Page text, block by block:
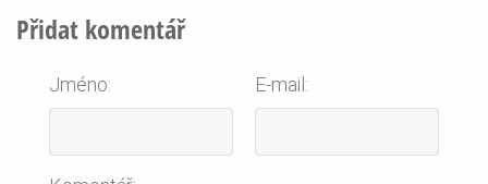
Přidat komentář
Jméno: E-mail: